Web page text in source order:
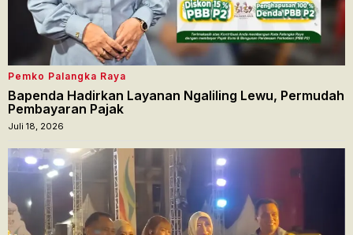
Pemko Palangka Raya
Bapenda Hadirkan Layanan Ngaliling Lewu, Permudah
Pembayaran Pajak
Juli 18, 2026